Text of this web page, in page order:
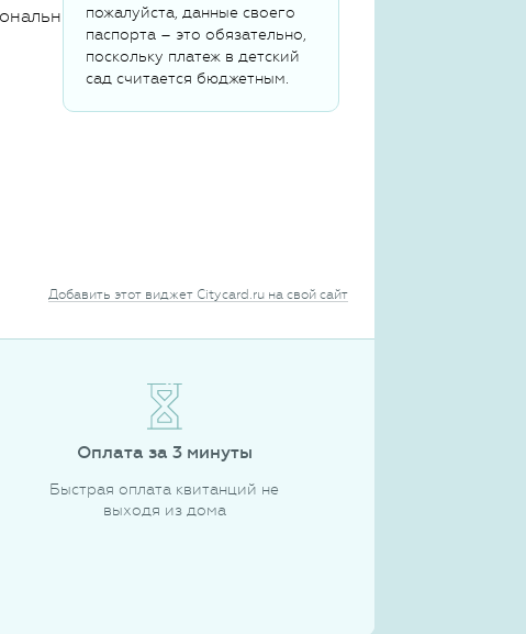
пожалуйста, данные своего
паспорта – это обязательно,
поскольку платеж в детский
сад считается бюджетным.
данных
Добавить этот виджет Citycard.ru на свой сайт
Оплата за 3 минуты
Быстрая оплата квитанций не
выходя из дома